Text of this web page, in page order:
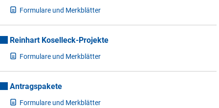
Formulare und Merkblätter
Reinhart Koselleck-Projekte
Formulare und Merkblätter
Antragspakete
Formulare und Merkblätter